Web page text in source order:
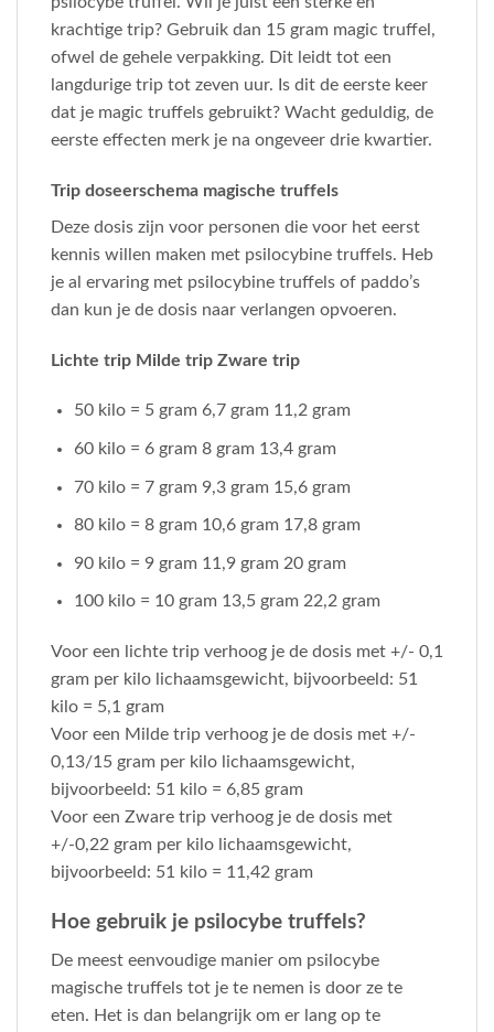
krachtige trip? Gebruik dan 15 gram magic truffel,
ofwel de gehele verpakking. Dit leidt tot een
langdurige trip tot zeven uur. Is dit de eerste keer
dat je magic truffels gebruikt? Wacht geduldig, de
eerste effecten merk je na ongeveer drie kwartier.
Trip doseerschema magische truffels
Deze dosis zijn voor personen die voor het eerst
kennis willen maken met psilocybine truffels. Heb
je al ervaring met psilocybine truffels of paddo’s
dan kun je de dosis naar verlangen opvoeren.
Lichte trip Milde trip Zware trip
50 kilo = 5 gram 6,7 gram 11,2 gram
60 kilo = 6 gram 8 gram 13,4 gram
70 kilo = 7 gram 9,3 gram 15,6 gram
80 kilo = 8 gram 10,6 gram 17,8 gram
90 kilo = 9 gram 11,9 gram 20 gram
100 kilo = 10 gram 13,5 gram 22,2 gram
Voor een lichte trip verhoog je de dosis met +/- 0,1
gram per kilo lichaamsgewicht, bijvoorbeeld: 51
kilo = 5,1 gram
Voor een Milde trip verhoog je de dosis met +/-
0,13/15 gram per kilo lichaamsgewicht,
bijvoorbeeld: 51 kilo = 6,85 gram
Voor een Zware trip verhoog je de dosis met
+/-0,22 gram per kilo lichaamsgewicht,
bijvoorbeeld: 51 kilo = 11,42 gram
Hoe gebruik je psilocybe truffels?
De meest eenvoudige manier om psilocybe
magische truffels tot je te nemen is door ze te
eten. Het is dan belangrijk om er lang op te